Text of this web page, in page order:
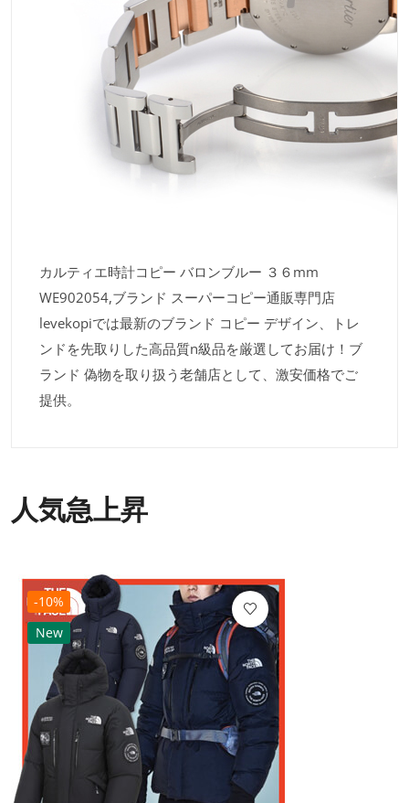
カルティエ時計コピー バロンブルー ３６mm
WE902054,ブランド スーパーコピー通販専門店
levekopiでは最新のブランド コピー デザイン、トレ
ンドを先取りした高品質n級品を厳選してお届け！ブ
ランド 偽物を取り扱う老舗店として、激安価格でご
提供。
人気急上昇
-10%
New